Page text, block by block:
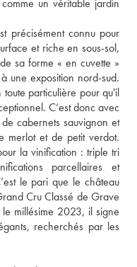
un véritable jardin
précisément connu pour
et riche en sous-sol,
sa forme « en cuvette »
une exposition nord-sud.
particulière pour qu'il
C’est donc avec
cabernets sauvignon et
merlot et de petit verdot.
la vinification : triple tri
parcellaires et
le pari que le château
Cru Classé de Grave
millésime 2023, il signe
recherchés par les